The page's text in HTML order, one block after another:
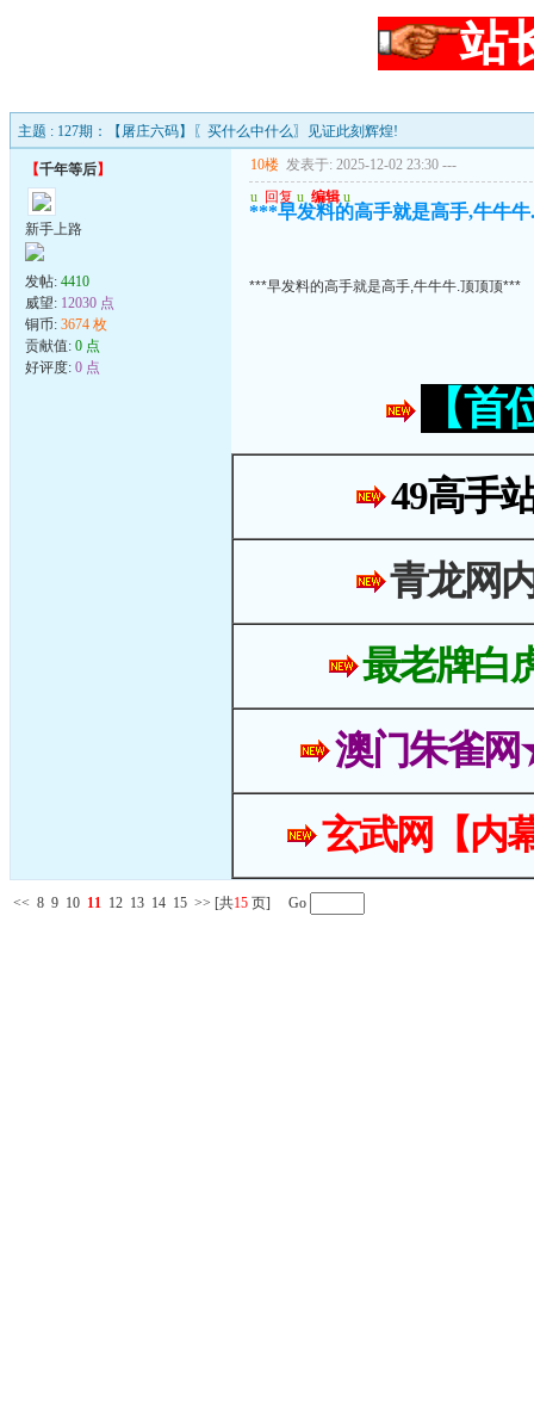
站
主题 : 127期：【屠庄六码】〖买什么中什么〗见证此刻辉煌!
【千年等后】
新手上路
发帖: 4410
威望: 12030 点
铜币: 3674 枚
贡献值: 0 点
好评度: 0 点
10楼 发表于: 2025-12-02 23:30 ---
u 回复 u 编辑 u
***早发料的高手就是高手,牛牛
***早发料的高手就是高手,牛牛牛.顶顶顶***
【
49高手
青龙网
最老牌白
澳门朱雀
玄武网【内
<< 8 9 10 11 12 13 14 15 >> [共15 页] Go